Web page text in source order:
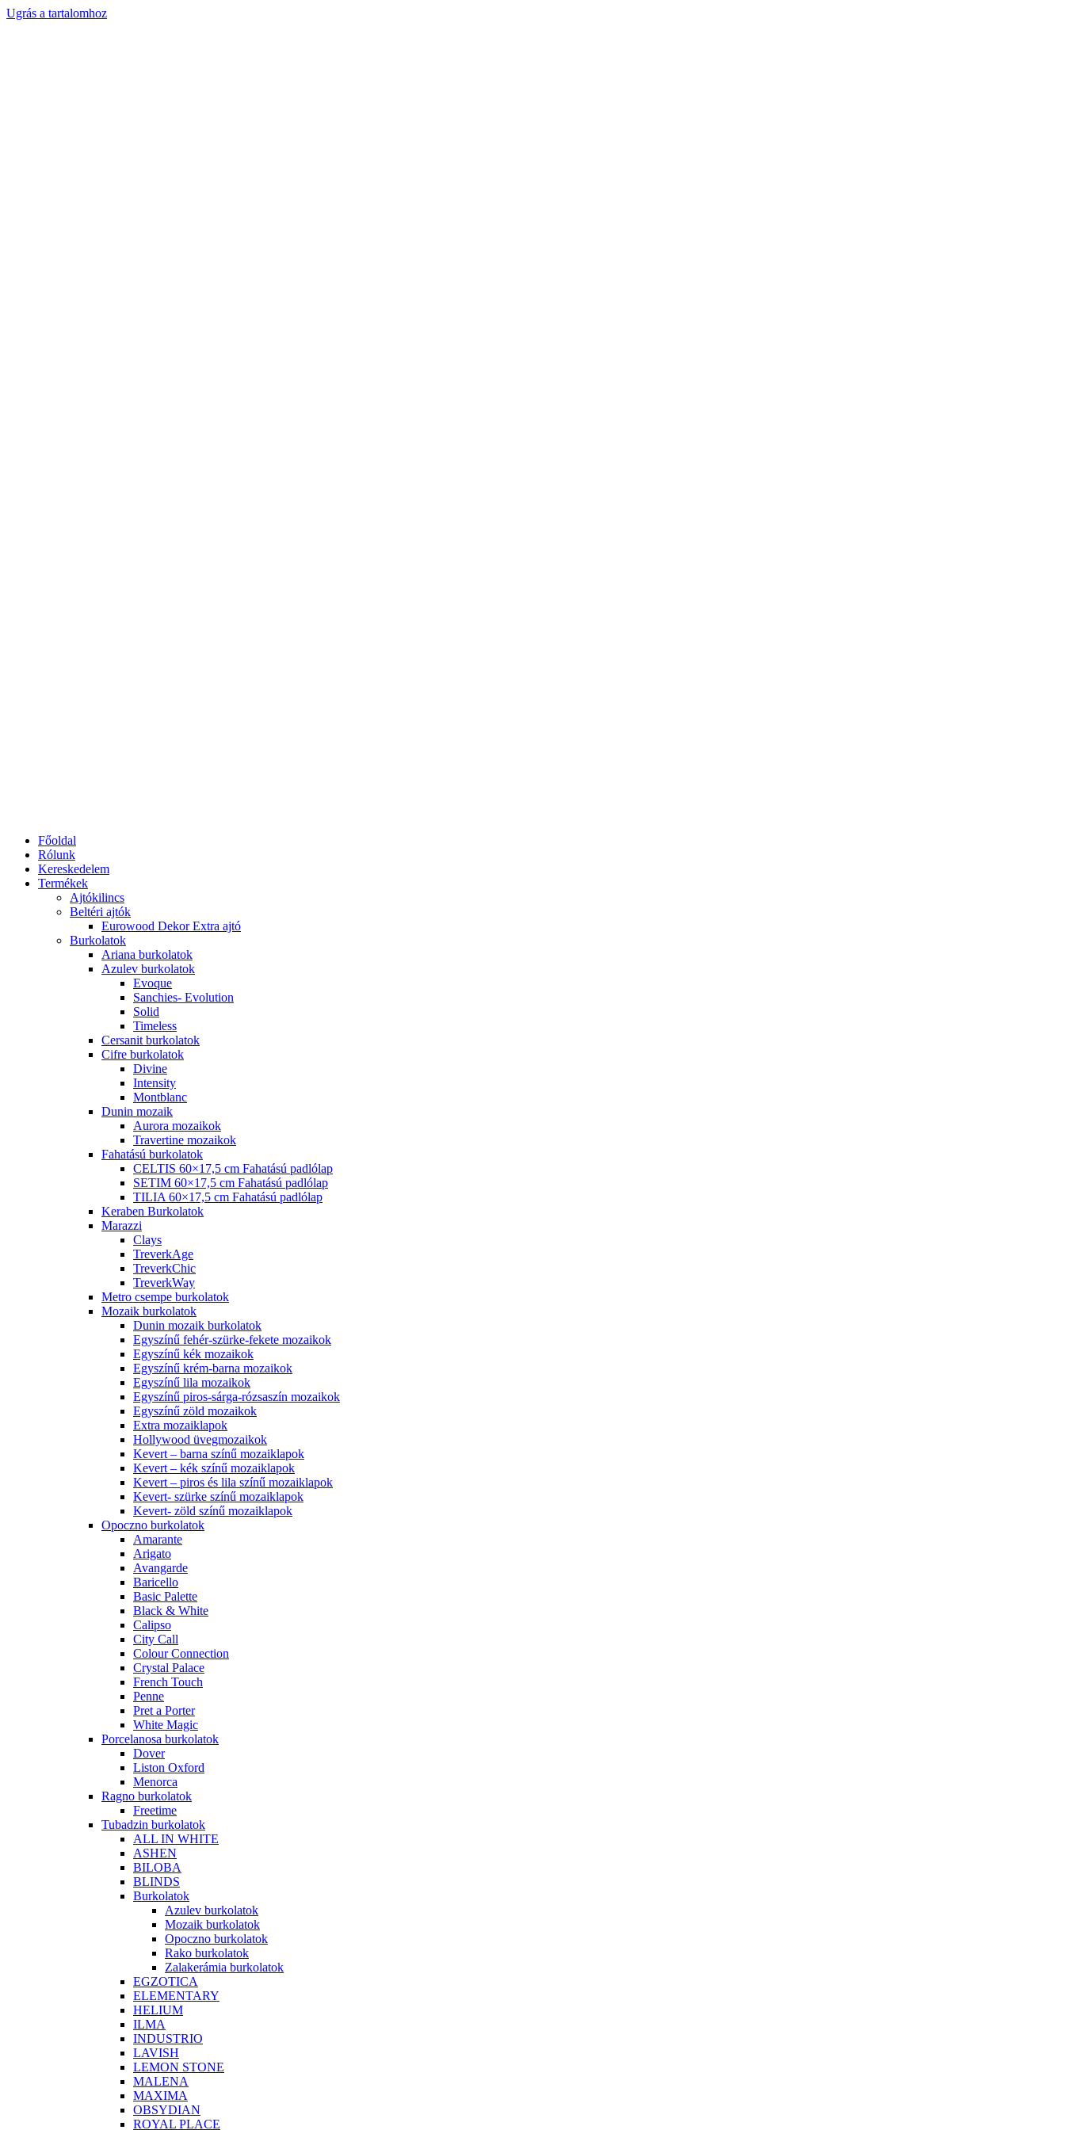
Ugrás a tartalomhoz
Főoldal
Rólunk
Kereskedelem
Termékek
Ajtókilincs
Beltéri ajtók
Eurowood Dekor Extra ajtó
Burkolatok
Ariana burkolatok
Azulev burkolatok
Evoque
Sanchies- Evolution
Solid
Timeless
Cersanit burkolatok
Cifre burkolatok
Divine
Intensity
Montblanc
Dunin mozaik
Aurora mozaikok
Travertine mozaikok
Fahatású burkolatok
CELTIS 60×17,5 cm Fahatású padlólap
SETIM 60×17,5 cm Fahatású padlólap
TILIA 60×17,5 cm Fahatású padlólap
Keraben Burkolatok
Marazzi
Clays
TreverkAge
TreverkChic
TreverkWay
Metro csempe burkolatok
Mozaik burkolatok
Dunin mozaik burkolatok
Egyszínű fehér-szürke-fekete mozaikok
Egyszínű kék mozaikok
Egyszínű krém-barna mozaikok
Egyszínű lila mozaikok
Egyszínű piros-sárga-rózsaszín mozaikok
Egyszínű zöld mozaikok
Extra mozaiklapok
Hollywood üvegmozaikok
Kevert – barna színű mozaiklapok
Kevert – kék színű mozaiklapok
Kevert – piros és lila színű mozaiklapok
Kevert- szürke színű mozaiklapok
Kevert- zöld színű mozaiklapok
Opoczno burkolatok
Amarante
Arigato
Avangarde
Baricello
Basic Palette
Black & White
Calipso
City Call
Colour Connection
Crystal Palace
French Touch
Penne
Pret a Porter
White Magic
Porcelanosa burkolatok
Dover
Liston Oxford
Menorca
Ragno burkolatok
Freetime
Tubadzin burkolatok
ALL IN WHITE
ASHEN
BILOBA
BLINDS
Burkolatok
Azulev burkolatok
Mozaik burkolatok
Opoczno burkolatok
Rako burkolatok
Zalakerámia burkolatok
EGZOTICA
ELEMENTARY
HELIUM
ILMA
INDUSTRIO
LAVISH
LEMON STONE
MALENA
MAXIMA
OBSYDIAN
ROYAL PLACE